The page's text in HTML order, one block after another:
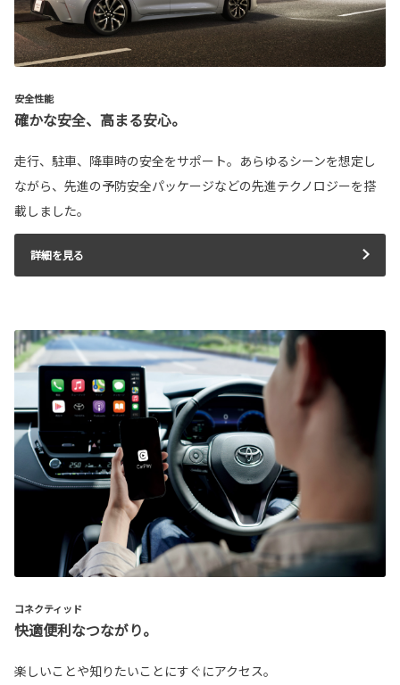
安全性能
確かな安全、高まる安心。
走行、駐車、降車時の安全をサポート。あらゆるシーンを想定し
ながら、先進の予防安全パッケージなどの先進テクノロジーを搭
載しました。
詳細を見る
コネクティッド
快適便利なつながり。
楽しいことや知りたいことにすぐにアクセス。